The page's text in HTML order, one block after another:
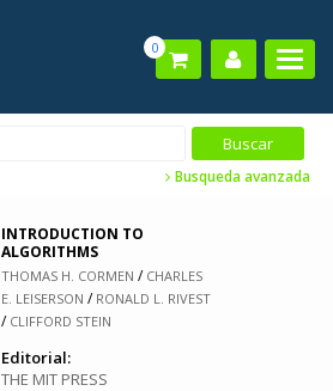
0
Busqueda avanzada
INTRODUCTION TO
ALGORITHMS
THOMAS H. CORMEN / CHARLES
E. LEISERSON / RONALD L. RIVEST
/ CLIFFORD STEIN
Editorial:
THE MIT PRESS